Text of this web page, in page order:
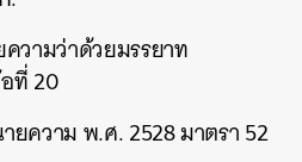
วามว่าด้วยมรรยาท
ที่ 20
ความ พ.ศ. 2528 มาตรา 52